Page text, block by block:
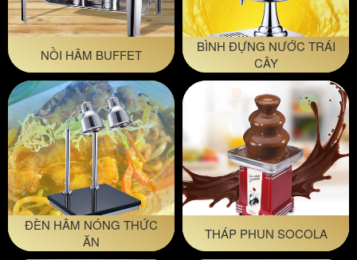
NỒI HÂM BUFFET
BÌNH ĐỰNG NƯỚC TRÁI
CÂY
ĐÈN HÂM NÓNG THỨC
ĂN
THÁP PHUN SOCOLA